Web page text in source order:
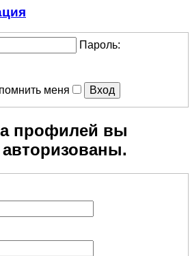
Пароль:
меня
профилей вы